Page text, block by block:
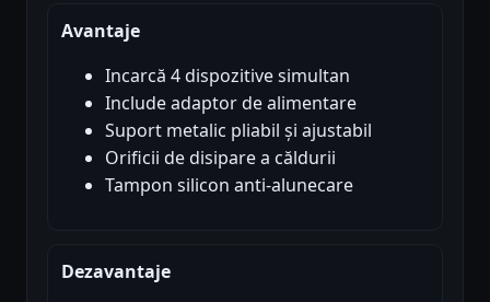
Avantaje
Incarcă 4 dispozitive simultan
Include adaptor de alimentare
Suport metalic pliabil și ajustabil
Orificii de disipare a căldurii
Tampon silicon anti-alunecare
Dezavantaje